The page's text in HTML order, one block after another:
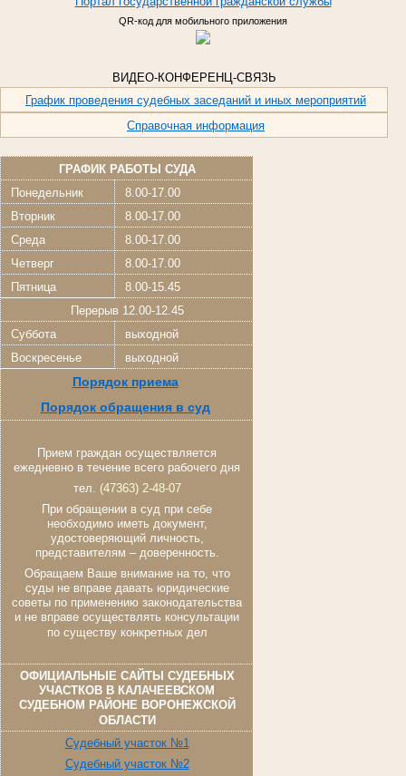
QR-код для мобильного приложения
ВИДЕО-КОНФЕРЕНЦ-СВЯЗЬ
График проведения судебных заседаний и иных мероприятий
Справочная информация
ГРАФИК РАБОТЫ СУДА
Понедельник
8.00-17.00
Вторник
8.00-17.00
Среда
8.00-17.00
Четверг
8.00-17.00
Пятница
8.00-15.45
Перерыв 12.00-12.45
Суббота
выходной
Воскресенье
выходной
Порядок приема
Порядок обращения в суд
Прием граждан осуществляется
ежедневно в течение всего рабочего дня
тел.
(47363) 2-48-07
При обращении в суд при себе
необходимо иметь документ,
удостоверяющий личность,
представителям – доверенность.
Обращаем Ваше внимание на то, что
суды не вправе давать юридические
советы по применению законодательства
и не вправе осуществлять консультации
по существу конкретных дел
ОФИЦИАЛЬНЫЕ САЙТЫ СУДЕБНЫХ
УЧАСТКОВ В КАЛАЧЕЕВСКОМ
СУДЕБНОМ РАЙОНЕ ВОРОНЕЖСКОЙ
ОБЛАСТИ
Судебный участок №1
Судебный участок №2